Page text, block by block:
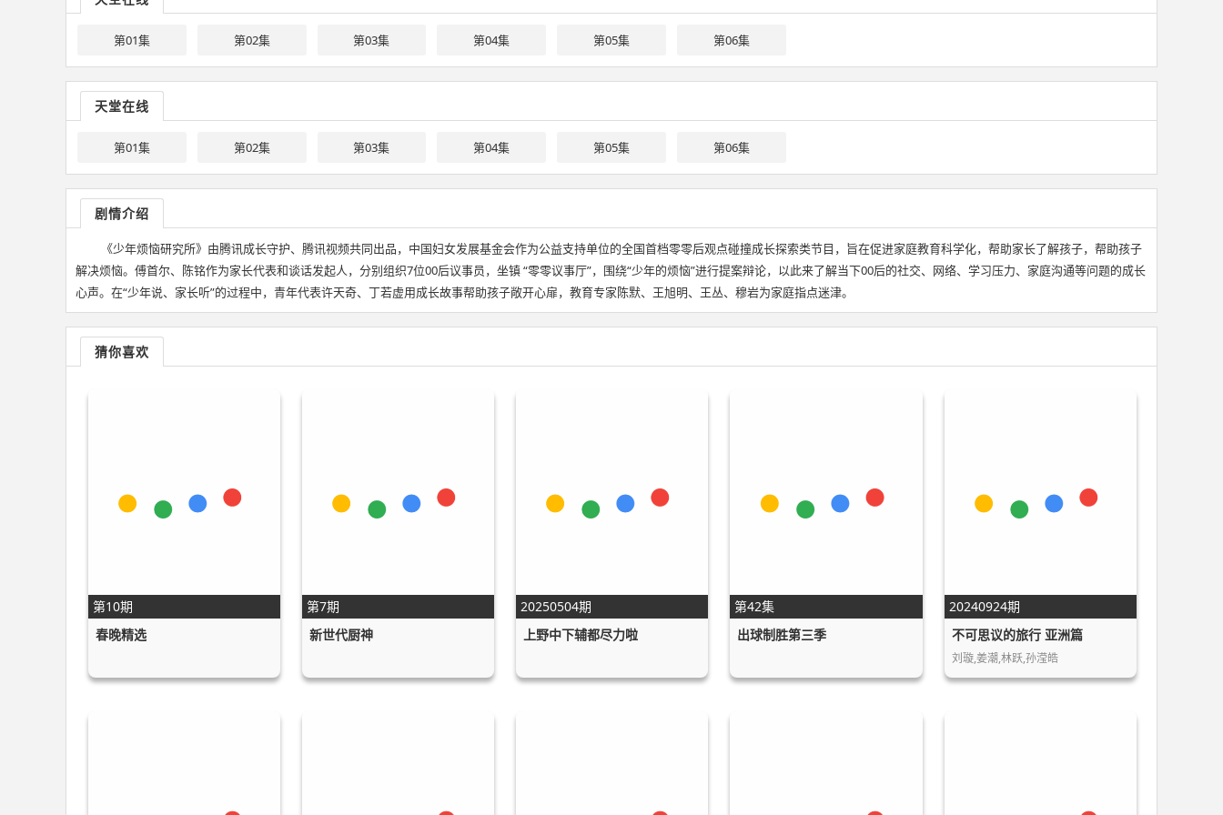
第01集 第02集 第03集 第04集 第05集 第06集
天堂在线
第01集 第02集 第03集 第04集 第05集 第06集
剧情介绍
《少年烦恼研究所》由腾讯成长守护、腾讯视频共同出品，中国妇女发展基金会作为公益支持单位的全国首档零零后观点碰撞成长探索类节目，旨在促进家庭教育科学化，帮助家长了解孩子，帮助孩子
解决烦恼。傅首尔、陈铭作为家长代表和谈话发起人，分别组织7位00后议事员，坐镇 “零零议事厅”，围绕“少年的烦恼”进行提案辩论，以此来了解当下00后的社交、网络、学习压力、家庭沟通等问题的成长
心声。在“少年说、家长听”的过程中，青年代表许天奇、丁若虚用成长故事帮助孩子敞开心扉，教育专家陈默、王旭明、王丛、穆岩为家庭指点迷津。
猜你喜欢
第10期
春晚精选
第7期
新世代厨神
20250504期
上野中下辅都尽力啦
第42集
出球制胜第三季
20240924期
不可思议的旅行 亚洲篇
刘璇,姜潮,林跃,孙滢皓